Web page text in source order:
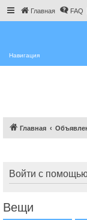
Главная FAQ
Навигация
Главная
Войти с
Вещи